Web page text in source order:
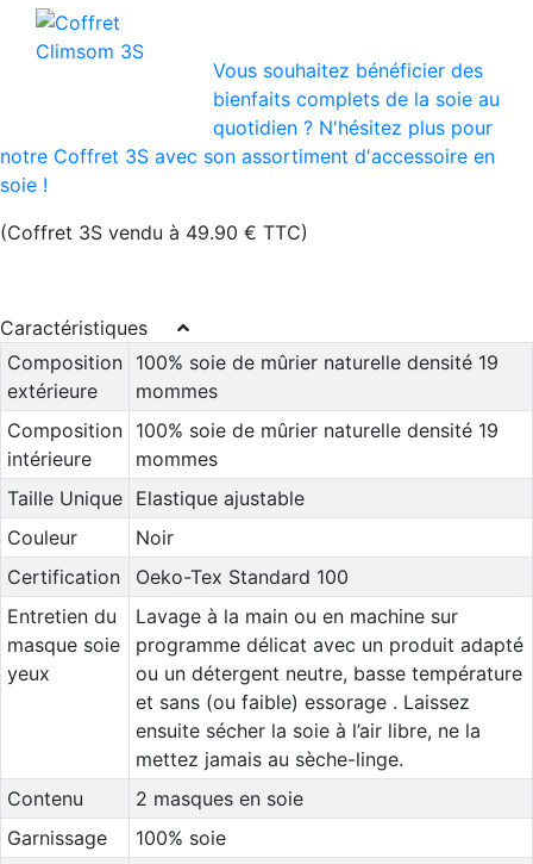
Vous souhaitez bénéficier des
bienfaits complets de la soie au
quotidien ? N'hésitez plus pour
notre Coffret 3S avec son assortiment d'accessoire en
soie !
(Coffret 3S vendu à 49.90 € TTC)
Caractéristiques
Composition
extérieure
100% soie de mûrier naturelle densité 19
mommes
Composition
intérieure
100% soie de mûrier naturelle densité 19
mommes
Taille Unique
Elastique ajustable
Couleur
Noir
Certification
Oeko-Tex Standard 100
Entretien du
masque soie
yeux
Lavage à la main ou en machine sur
programme délicat avec un produit adapté
ou un détergent neutre, basse température
et sans (ou faible) essorage . Laissez
ensuite sécher la soie à l’air libre, ne la
mettez jamais au sèche-linge.
Contenu
2 masques en soie
Garnissage
100% soie